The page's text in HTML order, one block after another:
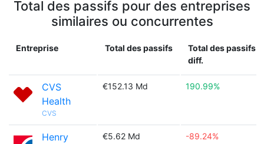
Total des passifs pour des entreprises
similaires ou concurrentes
Entreprise Total des passifs
Total des passifs
diff.
CVS
Health
CVS
€152.13 Md 190.99%
Henry
€5.62 Md -89.24%